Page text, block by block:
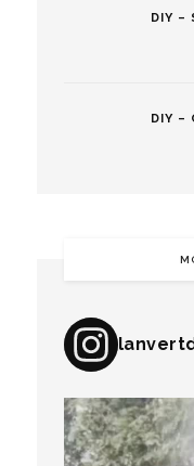
DIY –
DIY –